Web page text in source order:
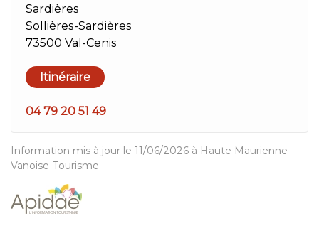
Sardières
Sollières-Sardières
73500 Val-Cenis
Itinéraire
04 79 20 51 49
Information mis à jour le 11/06/2026 à Haute Maurienne
Vanoise Tourisme